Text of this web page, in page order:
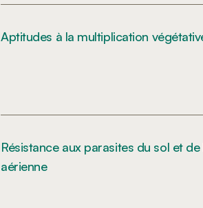
Aptitudes à la multiplication
Résistance aux parasites du sol et
aérienne